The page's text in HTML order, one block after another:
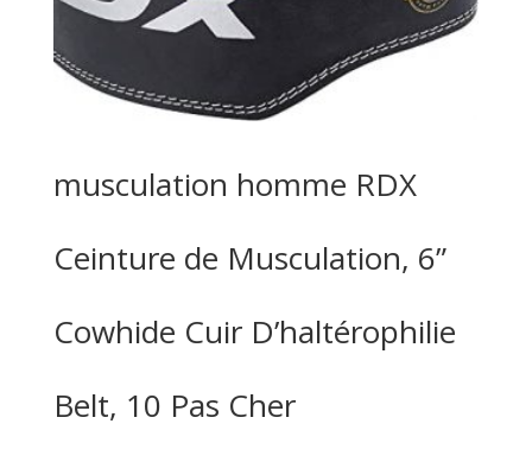
musculation homme RDX
Ceinture de Musculation, 6”
Cowhide Cuir D’haltérophilie
Belt, 10 Pas Cher